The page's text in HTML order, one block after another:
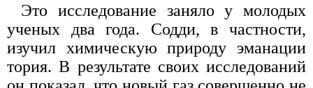
Это исследование заняло у молодых
ученых два года. Содди, в частности,
изучил химическую природу эманации
тория. В результате своих исследований